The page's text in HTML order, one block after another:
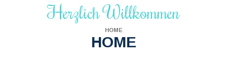
Herzlich Willkommen
HOME
HOME